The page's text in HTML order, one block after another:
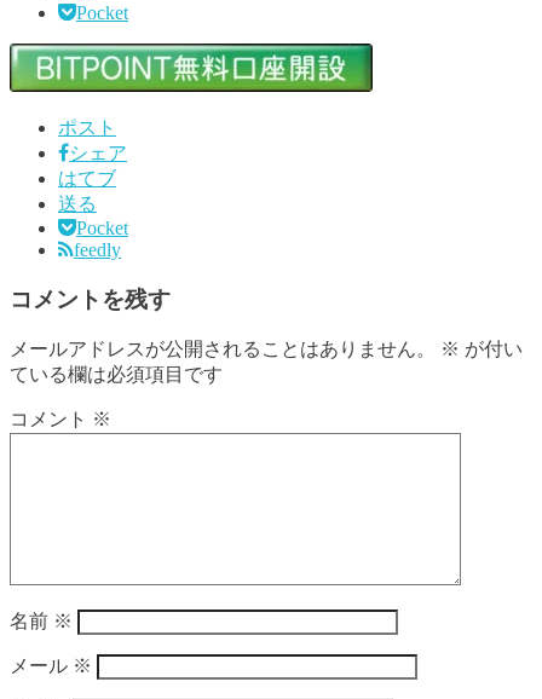
Pocket
ポスト
シェア
はてブ
送る
Pocket
feedly
コメントを残す
メールアドレスが公開されることはありません。 ※ が付い
ている欄は必須項目です
コメント ※
名前 ※
メール ※